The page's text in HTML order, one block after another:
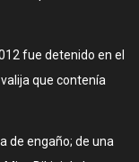
fue detenido en el
que contenía
de engaño; de una